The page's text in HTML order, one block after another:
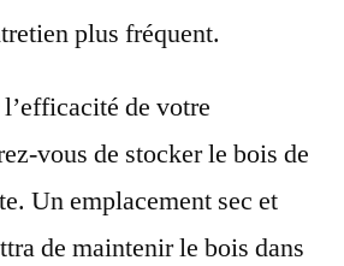
plus fréquent.
de votre
vous de stocker le bois de
Un emplacement sec et
de maintenir le bois dans